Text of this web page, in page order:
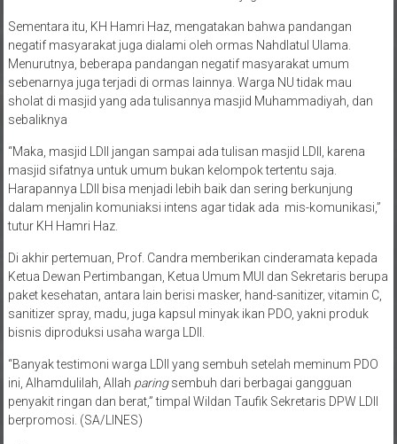
Sementara itu, KH Hamri Haz, mengatakan bahwa pandangan
negatif masyarakat juga dialami oleh ormas Nahdlatul Ulama.
Menurutnya, beberapa pandangan negatif masyarakat umum
sebenarnya juga terjadi di ormas lainnya. Warga NU tidak mau
sholat di masjid yang ada tulisannya masjid Muhammadiyah, dan
sebaliknya
“Maka, masjid LDII jangan sampai ada tulisan masjid LDII, karena
masjid sifatnya untuk umum bukan kelompok tertentu saja.
Harapannya LDII bisa menjadi lebih baik dan sering berkunjung
dalam menjalin komuniaksi intens agar tidak ada mis-komunikasi,”
tutur KH Hamri Haz.
Di akhir pertemuan, Prof. Candra memberikan cinderamata kepada
Ketua Dewan Pertimbangan, Ketua Umum MUI dan Sekretaris berupa
paket kesehatan, antara lain berisi masker, hand-sanitizer, vitamin C,
sanitizer spray, madu, juga kapsul minyak ikan PDO, yakni produk
bisnis diproduksi usaha warga LDII.
“Banyak testimoni warga LDII yang sembuh setelah meminum PDO
ini, Alhamdulilah, Allah paringsembuh dari berbagai gangguan
penyakit ringan dan berat,” timpal Wildan Taufik Sekretaris DPW LDII
berpromosi. (SA/LINES)